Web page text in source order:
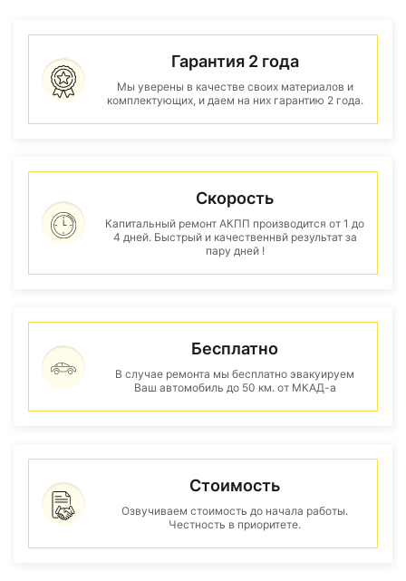
Гарантия 2 года
Мы уверены в качестве своих материалов и
комплектующих, и даем на них гарантию 2 года.
Скорость
Капитальный ремонт АКПП производится от 1 до
4 дней. Быстрый и качественнвй результат за
пару дней !
Бесплатно
В случае ремонта мы бесплатно эвакуируем
Ваш автомобиль до 50 км. от МКАД-а
Стоимость
Озвучиваем стоимость до начала работы.
Честность в приоритете.